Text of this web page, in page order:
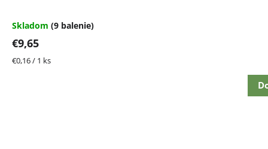
Skladom (9 balenie)
€9,65
Jednotková
€0,16 / 1 ks